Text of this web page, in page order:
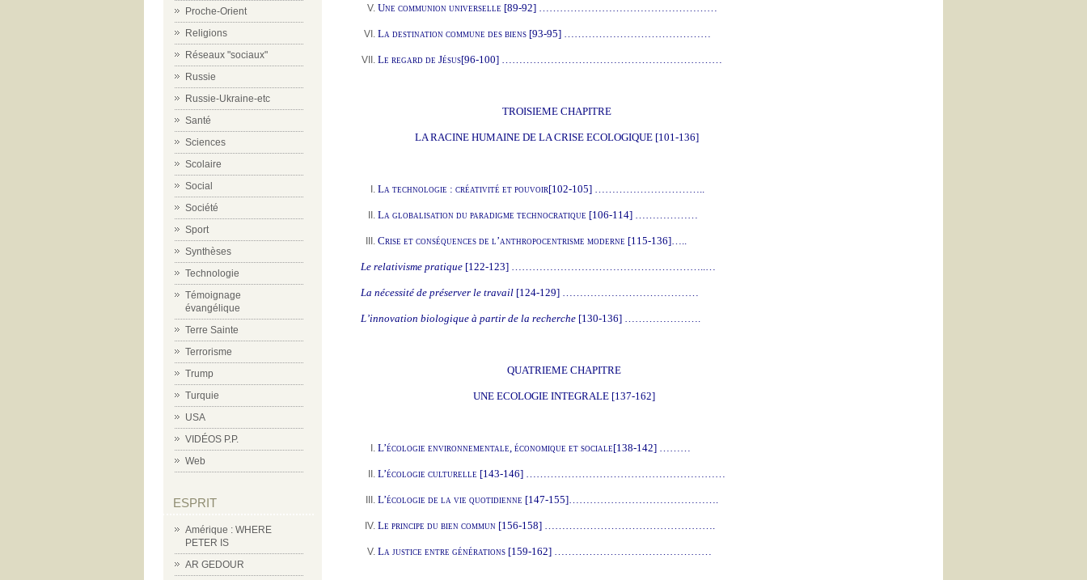
Proche-Orient
Religions
Réseaux "sociaux"
Russie
Russie-Ukraine-etc
Santé
Sciences
Scolaire
Social
Société
Sport
Synthèses
Technologie
Témoignage
évangélique
Terre Sainte
Terrorisme
Trump
Turquie
USA
VIDÉOS P.P.
Web
ESPRIT
Amérique : WHERE
PETER IS
AR GEDOUR
Une communion universelle [89-92] ……………………………………………
La destination commune des biens [93-95] ……………………………………
Le regard de Jésus[96-100] ………………………………………………………
TROISIEME CHAPITRE
LA RACINE HUMAINE DE LA CRISE ECOLOGIQUE [101-136]
La technologie : créativité et pouvoir[102-105] …………………………..
La globalisation du paradigme technocratique [106-114] ………………
Crise et conséquences de l’anthropocentrisme moderne [115-136]…..
Le relativisme pratique[122-123] ………………………………………………..…
La nécessité de préserver le travail[124-129] …………………………………
L’innovation biologique à partir de la recherche[130-136] ………………….
QUATRIEME CHAPITRE
UNE ECOLOGIE INTEGRALE [137-162]
L’écologie environnementale, économique et sociale[138-142] ………
L’écologie culturelle [143-146] …………………………………………………
L’écologie de la vie quotidienne [147-155]…………………………………….
Le principe du bien commun [156-158] ………………………………………….
La justice entre générations [159-162] ………………………………………